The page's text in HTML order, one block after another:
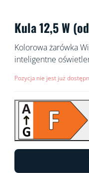
Kula 12,5 W
Kolorowa żarówka
inteligentne
idealną atmosferę
ustawić
zgodnie z
oświetleniem za
mieć zdalny dostęp
poza domem.
routerem Wi-Fi i nie
Pozycja nie jest już